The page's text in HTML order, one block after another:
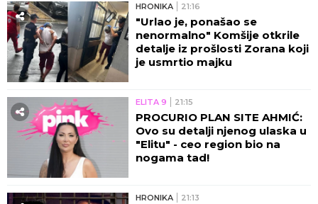
HRONIKA 21:16
"Urlao je, ponašao se
nenormalno" Komšije otkrile
detalje iz prošlosti Zorana koji
je usmrtio majku
ELITA 9 21:15
PROCURIO PLAN SITE AHMIĆ:
Ovo su detalji njenog ulaska u
"Elitu" - ceo region bio na
nogama tad!
HRONIKA 21:13